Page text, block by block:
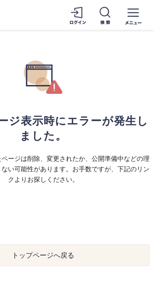
ジ表示時にエラーが発生し
ました。
ージは削除、変更されたか、公開準備中などの理
い可能性があります。お手数ですが、下記のリン
クよりお探しください。
トップページへ戻る